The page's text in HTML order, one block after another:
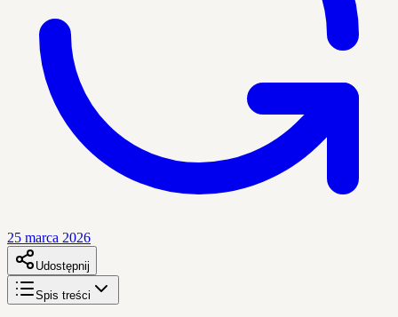
25 marca 2026
Udostępnij
Spis treści